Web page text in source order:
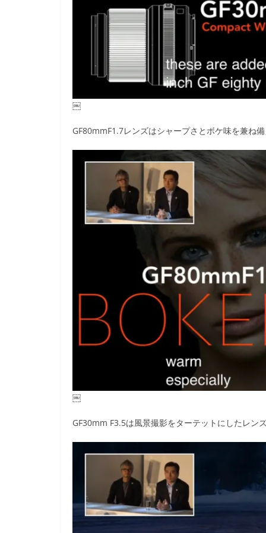
￼
GF80mmF1.7レンズはシャープさとボケ味を兼ね
￼
GF30mm F3.5は風景撮影をターテットにしたレン